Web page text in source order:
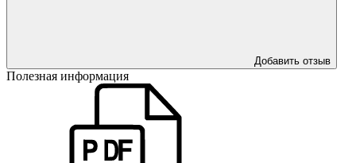
Добавить отзыв
Полезная информация